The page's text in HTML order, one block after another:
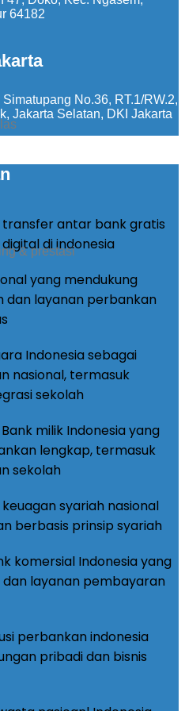
& prestasi
64182
No.36, RT.1/RW.2,
Jakarta Selatan, DKI Jakarta